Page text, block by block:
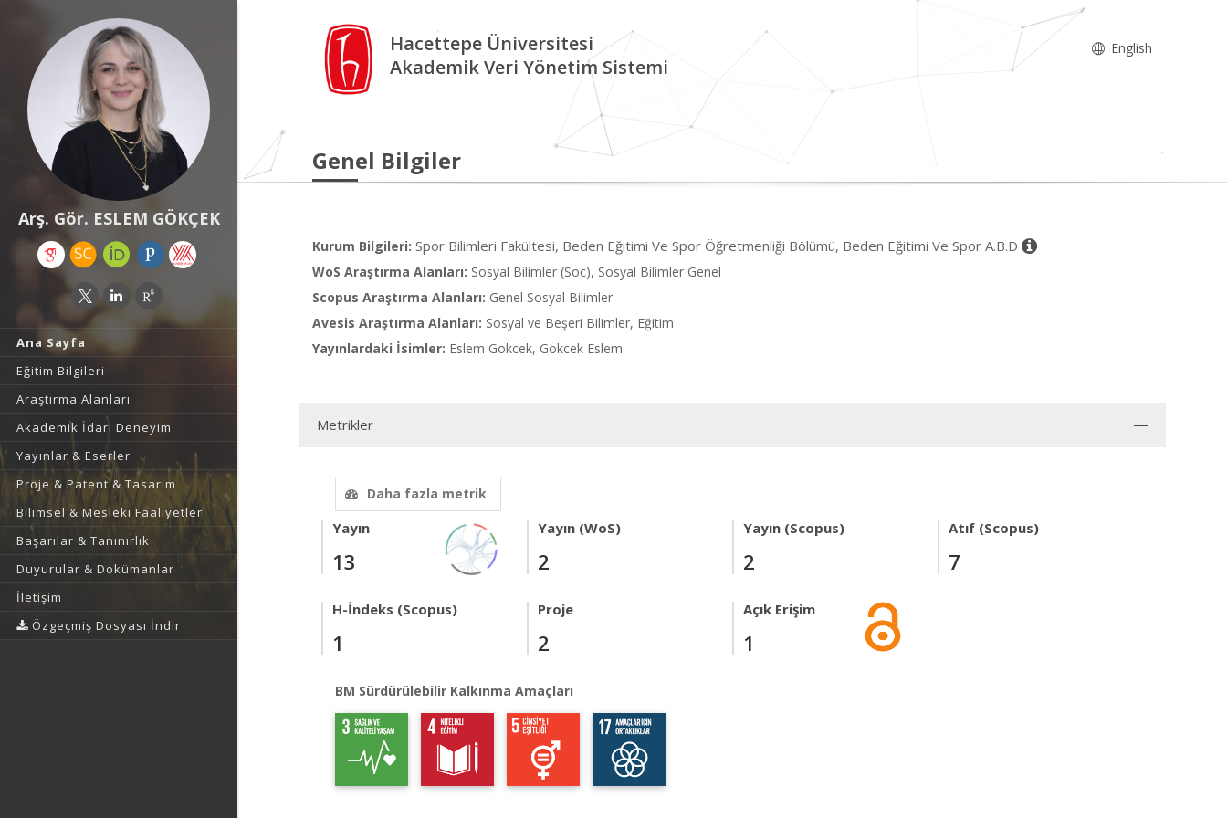
Arş. Gör. ESLEM GÖKÇEK
Ana Sayfa
Eğitim Bilgileri
Araştırma Alanları
Akademik İdari Deneyim
Yayınlar & Eserler
Proje & Patent & Tasarım
Bilimsel & Mesleki Faaliyetler
Başarılar & Tanınırlık
Duyurular & Dokümanlar
İletişim
Özgeçmiş Dosyası İndir
Hacettepe Üniversitesi
Akademik Veri Yönetim Sistemi
English
Genel Bilgiler
Kurum Bilgileri: Spor Bilimleri Fakültesi, Beden Eğitimi Ve Spor Öğretmenliği Bölümü, Beden Eğitimi Ve Spor A.B.D
WoS Araştırma Alanları: Sosyal Bilimler (Soc), Sosyal Bilimler Genel
Scopus Araştırma Alanları: Genel Sosyal Bilimler
Avesis Araştırma Alanları: Sosyal ve Beşeri Bilimler, Eğitim
Yayınlardaki İsimler: Eslem Gokcek, Gokcek Eslem
Metrikler
Daha fazla metrik
Yayın
13
Yayın (WoS)
2
Yayın (Scopus)
2
Atıf (Scopus)
7
H-İndeks (Scopus)
1
Proje
2
Açık Erişim
1
BM Sürdürülebilir Kalkınma Amaçları